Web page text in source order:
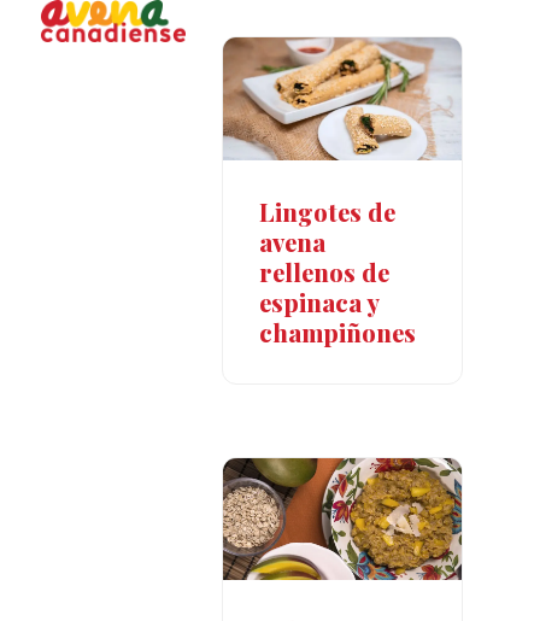
Open
Close
Lingotes de
avena
rellenos de
espinaca y
champiñones